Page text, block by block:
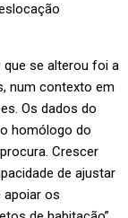
se alterou foi a
num contexto em
Os dados do
homólogo do
Crescer
de ajustar
os